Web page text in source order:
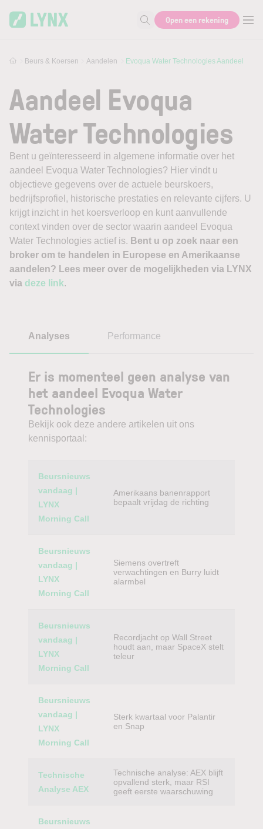
Zoek naar informatie
Open een rekening
Beurs & Koersen Aandelen Evoqua Water Technologies Aandeel
Aandeel Evoqua
Water Technologies
Bent u geïnteresseerd in algemene informatie over het
aandeel Evoqua Water Technologies? Hier vindt u
objectieve gegevens over de actuele beurskoers,
bedrijfsprofiel, historische prestaties en relevante cijfers. U
krijgt inzicht in het koersverloop en kunt aanvullende
context vinden over de sector waarin aandeel Evoqua
Water Technologies actief is. Bent u op zoek naar een
broker om te handelen in Europese en Amerikaanse
aandelen? Lees meer over de mogelijkheden via LYNX
via deze link.
Analyses Performance
Er is momenteel geen analyse van
het aandeel Evoqua Water
Technologies
Bekijk ook deze andere artikelen uit ons
kennisportaal:
Category
Beursnieuws
vandaag |
LYNX
Morning Call
Amerikaans banenrapport
bepaalt vrijdag de richting
Beursnieuws
vandaag |
LYNX
Morning Call
Siemens overtreft
verwachtingen en Burry luidt
alarmbel
Beursnieuws
vandaag |
LYNX
Morning Call
Recordjacht op Wall Street
houdt aan, maar SpaceX stelt
teleur
Beursnieuws
vandaag |
LYNX
Morning Call
Sterk kwartaal voor Palantir
en Snap
Technische
Analyse AEX
Technische analyse: AEX blijft
opvallend sterk, maar RSI
geeft eerste waarschuwing
Beursnieuws